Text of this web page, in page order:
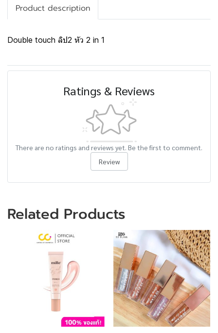
Product description
Double touch ลิป2 หัว 2 in 1
Ratings & Reviews
There are no ratings and reviews yet. Be the first to comment.
Review
Related Products